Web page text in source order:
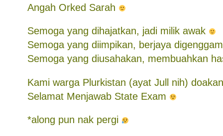
Angah Orked Sarah
Semoga yang dihajatkan, jadi milik awak
Semoga yang diimpikan, berjaya
Semoga yang diusahakan, membuahkan
Kami warga Plurkistan (ayat Jull nih)
Selamat Menjawab State Exam
*along pun nak pergi